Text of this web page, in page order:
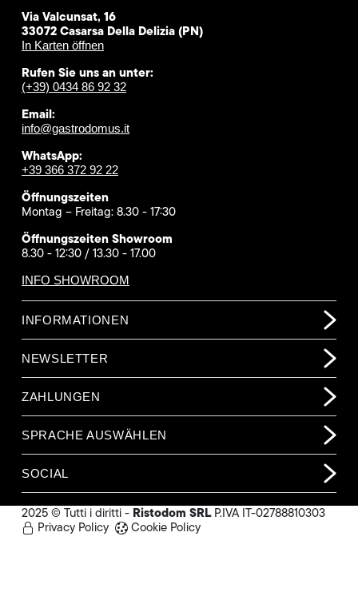
Via Valcunsat, 16
33072 Casarsa Della Delizia (PN)
In Karten öffnen
Rufen Sie uns an unter:
(+39) 0434 86 92 32
Email:
info@gastrodomus.it
WhatsApp:
+39 366 372 92 22
Öffnungszeiten
Montag – Freitag: 8.30 - 17:30
Öffnungszeiten Showroom
8.30 - 12:30 / 13.30 - 17.00
INFO SHOWROOM
INFORMATIONEN
NEWSLETTER
ZAHLUNGEN
SPRACHE AUSWÄHLEN
SOCIAL
2025 © Tutti i diritti - Ristodom SRLP.IVA IT-02788810303
Privacy Policy
Cookie Policy